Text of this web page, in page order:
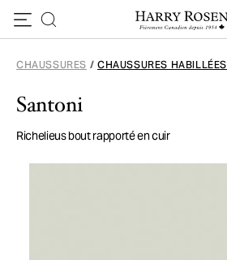
CHAUSSURES / CHAUSSURES HABILLÉES
Santoni
Richelieus bout rapporté en cuir